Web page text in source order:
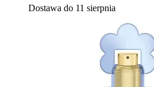
Dostawa do 11 sierpnia